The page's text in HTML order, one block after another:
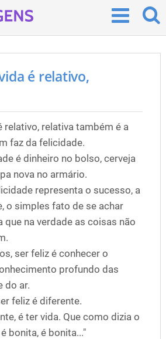
é relativo,
relativo, relativa também é a
faz da felicidade.
é dinheiro no bolso, cerveja
nova no armário.
representa o sucesso, a
o simples fato de se achar
que na verdade as coisas não
ser feliz é conhecer o
profundo das
do ar.
feliz é diferente.
é ter vida. Que como dizia o
bonita, é bonita..."